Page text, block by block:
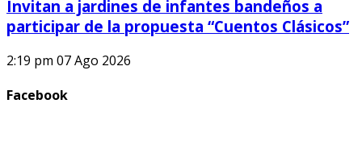
Invitan a jardines de infantes bandeños a
participar de la propuesta “Cuentos Clásicos”
2:19 pm 07 Ago 2026
Facebook